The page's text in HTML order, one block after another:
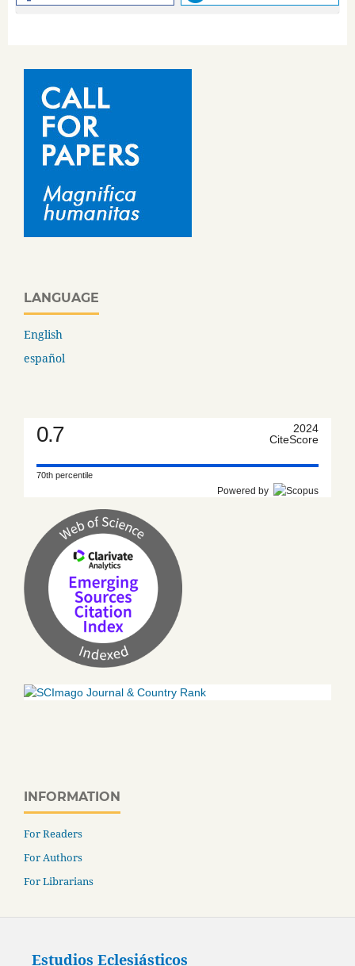
LANGUAGE
English
español
0.7
2024
CiteScore
70th percentile
Powered by
INFORMATION
For Readers
For Authors
For Librarians
Estudios Eclesiásticos